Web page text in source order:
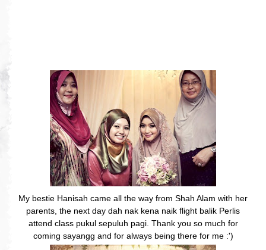
My bestie Hanisah came all the way from Shah Alam with her
parents, the next day dah nak kena naik flight balik Perlis
attend class pukul sepuluh pagi. Thank you so much for
coming sayangg and for always being there for me :')